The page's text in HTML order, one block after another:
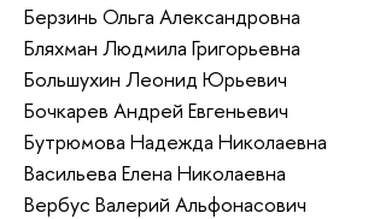
Берзинь Ольга Александровна
Бляхман Людмила Григорьевна
Большухин Леонид Юрьевич
Бочкарев Андрей Евгеньевич
Бутрюмова Надежда Николаевна
Васильева Елена Николаевна
Вербус Валерий Альфонасович